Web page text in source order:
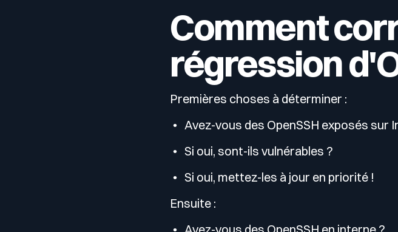
Comment
régression
Premières choses à déterminer :
Avez-vous des OpenSSH exposés sur
Si oui, sont-ils vulnérables ?
Si oui, mettez-les à jour en priorité !
Ensuite :